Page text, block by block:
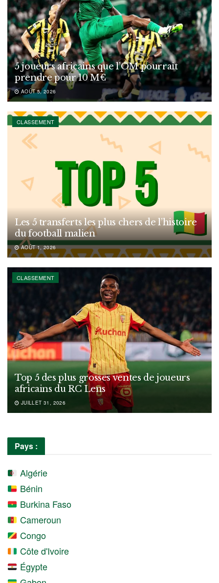
5 joueurs africains que l’OM pourrait
prendre pour 10 M€
AOÛT 5, 2026
CLASSEMENT
Les 5 transferts les plus chers de l’histoire
du football malien
AOÛT 1, 2026
CLASSEMENT
Top 5 des plus grosses ventes de joueurs
africains du RC Lens
JUILLET 31, 2026
Pays :
Algérie
Bénin
Burkina Faso
Cameroun
Congo
Côte d'Ivoire
Égypte